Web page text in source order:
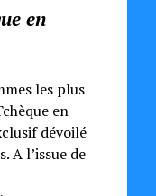
en
les plus
en
dévoilé
A l’issue de